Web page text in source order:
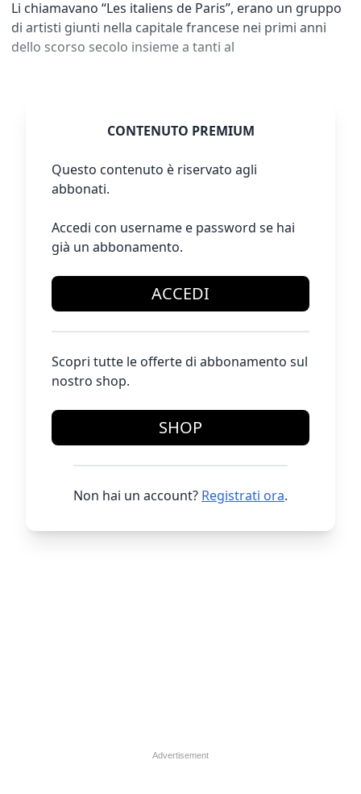
Li chiamavano “Les italiens de Paris”, erano un gruppo
di artisti giunti nella capitale francese nei primi anni
dello scorso secolo insieme a tanti al
CONTENUTO PREMIUM
Questo contenuto è riservato agli
abbonati.
Accedi con username e password se hai
già un abbonamento.
ACCEDI
Scopri tutte le offerte di abbonamento sul
nostro shop.
SHOP
Non hai un account? Registrati ora.